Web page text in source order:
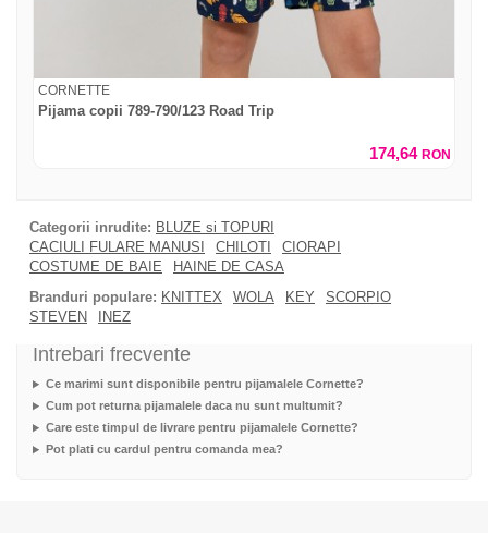
CORNETTE
Pijama copii 789-790/123 Road Trip
174,64 RON
Categorii inrudite: BLUZE si TOPURI
CACIULI FULARE MANUSI
CHILOTI
CIORAPI
COSTUME DE BAIE
HAINE DE CASA
Branduri populare: KNITTEX WOLA KEY
SCORPIO
STEVEN
INEZ
Intrebari frecvente
Ce marimi sunt disponibile pentru pijamalele Cornette?
Cum pot returna pijamalele daca nu sunt multumit?
Care este timpul de livrare pentru pijamalele Cornette?
Pot plati cu cardul pentru comanda mea?